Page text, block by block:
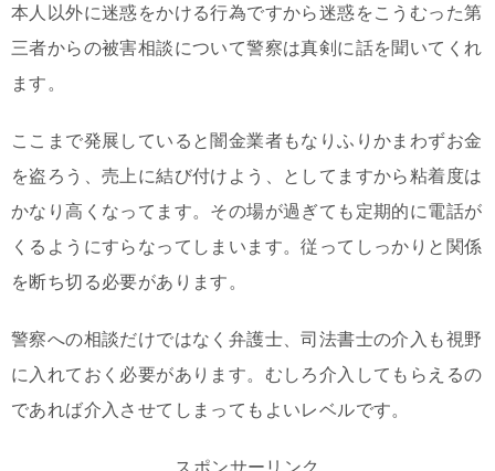
本人以外に迷惑をかける行為ですから迷惑をこうむった第
三者からの被害相談について警察は真剣に話を聞いてくれ
ます。
ここまで発展していると闇金業者もなりふりかまわずお金
を盗ろう、売上に結び付けよう、としてますから粘着度は
かなり高くなってます。その場が過ぎても定期的に電話が
くるようにすらなってしまいます。従ってしっかりと関係
を断ち切る必要があります。
警察への相談だけではなく弁護士、司法書士の介入も視野
に入れておく必要があります。むしろ介入してもらえるの
であれば介入させてしまってもよいレベルです。
スポンサーリンク